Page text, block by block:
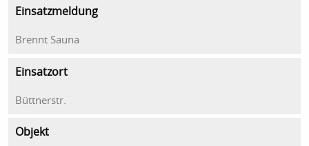
Einsatzmeldung
Brennt Sauna
Einsatzort
Büttnerstr.
Objekt